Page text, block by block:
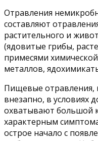
Отравления
составляют
растительного и
(ядовитые грибы,
примесями
металлов,
Пищевые отравления,
внезапно, в условиях
охватывают большой
характерным
острое начало с